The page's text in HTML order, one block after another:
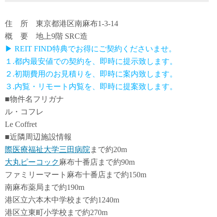
住 所 東京都港区南麻布1-3-14
概 要 地上9階 SRC造
▶ REIT FIND特典でお得にご契約くださいませ。
１.都内最安値での契約を、即時に提示致します。
２.初期費用のお見積りを、即時に案内致します。
３.内覧・リモート内覧を、即時に提案致します。
■物件名フリガナ
ル・コフレ
Le Coffret
■近隣周辺施設情報
際医療福祉大学三田病院 まで約20m
大丸ピーコック麻布十番店まで約90m
ファミリーマート麻布十番店まで約150m
南麻布薬局まで約190m
港区立六本木中学校まで約1240m
港区立東町小学校まで約270m